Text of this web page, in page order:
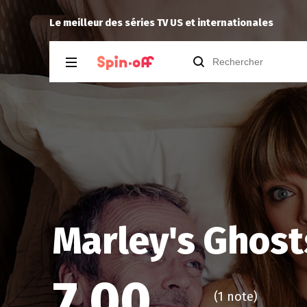
Le meilleur des séries TV US et internationales
Pudaa laissé un commentaire à
Marley's
(1 note)